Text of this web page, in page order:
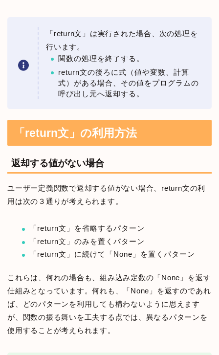
「return文」は実行された場合、次の処理を
行います。
関数の処理を終了する。
return文の後ろに式（値や変数、計算
式）がある場合、その値をプログラムの
呼び出し元へ返却する。
「return文」の利用方法
返却する値がない場合
ユーザー定義関数で返却する値がない場合、return文の利
用は次の３通りが考えられます。
「return文」を省略するパターン
「return文」のみを置くパターン
「return文」に続けて「None」を置くパターン
これらは、何れの場合も、組み込み定数の「None」を返す
仕組みとなっています。何れも、「None」を返すのであれ
ば、どのパターンを利用しても構わないように思えます
が、関数の振る舞いを工夫する点では、異なるパターンを
使用することが考えられます。